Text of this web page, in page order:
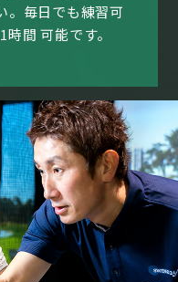
毎日でも練習可
間 可能です。